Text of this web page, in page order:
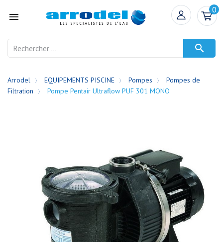

0

Arrodel EQUIPEMENTS PISCINE Pompes
Pompes de
Filtration
Pompe Pentair Ultraflow PUF 301 MONO